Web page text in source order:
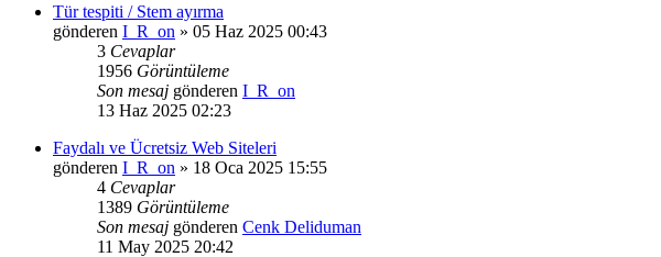
Tür tespiti / Stem ayırma
gönderen I_R_on » 05 Haz 2025 00:43
3 Cevaplar
1956 Görüntüleme
Son mesaj gönderen I_R_on
13 Haz 2025 02:23
Faydalı ve Ücretsiz Web Siteleri
gönderen I_R_on » 18 Oca 2025 15:55
4 Cevaplar
1389 Görüntüleme
Son mesaj gönderen Cenk Deliduman
11 May 2025 20:42